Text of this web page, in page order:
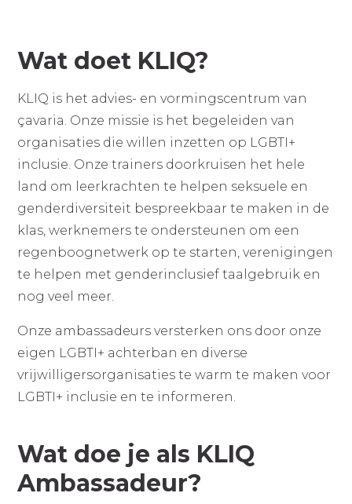
Wat doet KLIQ?
KLIQ is het advies- en vormingscentrum van
çavaria. Onze missie is het begeleiden van
organisaties die willen inzetten op LGBTI+
inclusie. Onze trainers doorkruisen het hele
land om leerkrachten te helpen seksuele en
genderdiversiteit bespreekbaar te maken in de
klas, werknemers te ondersteunen om een
regenboognetwerk op te starten, verenigingen
te helpen met genderinclusief taalgebruik en
nog veel meer.
Onze ambassadeurs versterken ons door onze
eigen LGBTI+ achterban en diverse
vrijwilligersorganisaties te warm te maken voor
LGBTI+ inclusie en te informeren.
Wat doe je als KLIQ
Ambassadeur?